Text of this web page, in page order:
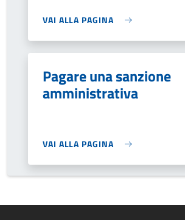
VAI ALLA PAGINA
Pagare una sanzione
amministrativa
VAI ALLA PAGINA